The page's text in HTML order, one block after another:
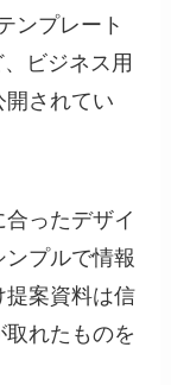
ンプレート
ビジネス用
開されてい
ったデザイ
プルで情報
提案資料は信
れたものを